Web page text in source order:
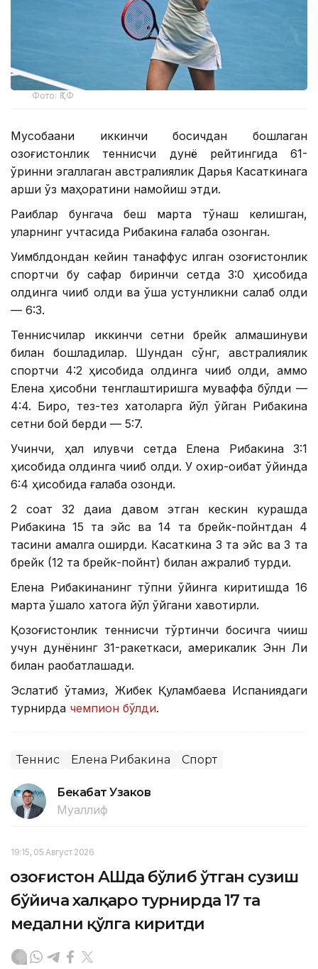
Фото: ҚТФ
Мусобақани иккинчи босқичдан бошлаган
қозоғистонлик теннисчи дунё рейтингида 61-
ўринни эгаллаган австралиялик Дарья Касаткинага
қарши ўз маҳоратини намойиш этди.
Рақиблар бунгача беш марта тўқнаш келишган,
уларнинг учтасида Рибакина ғалаба қозонган.
Уимблдондан кейин танаффус қилган қозоғистонлик
спортчи бу сафар биринчи сетда 3:0 ҳисобида
олдинга чиқиб олди ва ўша устунликни сақлаб қолди
— 6:3.
Теннисчилар иккинчи сетни брейк алмашинуви
билан бошладилар. Шундан сўнг, австралиялик
спортчи 4:2 ҳисобида олдинга чиқиб олди, аммо
Елена ҳисобни тенглаштиришга муваффақ бўлди —
4:4. Бироқ, тез-тез хатоларга йўл қўйган Рибакина
сетни бой берди — 5:7.
Учинчи, ҳал қилувчи сетда Елена Рибакина 3:1
ҳисобида олдинга чиқиб олди. У охир-оқибат ўйинда
6:4 ҳисобида ғалаба қозонди.
2 соат 32 дақиқа давом этган кескин курашда
Рибакина 15 та эйс ва 14 та брейк-пойнтдан 4
тасини амалга оширди. Касаткина 3 та эйс ва 3 та
брейк (12 та брейк-пойнт) билан ажралиб турди.
Елена Рибакинанинг тўпни ўйинга киритишда 16
марта қўшалоқ хатога йўл қўйгани хавотирли.
Қозоғистонлик теннисчи тўртинчи босқичга чиқиш
учун дунёнинг 31-ракеткаси, америкалик Энн Ли
билан рақобатлашади.
Эслатиб ўтамиз, Жибек Қуламбаева Испаниядаги
турнирда чемпион бўлди.
Теннис Елена Рибакина Спорт
Бекабат Узаков
Муаллиф
19:15, 05 Август 2026
Қозоғистон АҚШда бўлиб ўтган сузиш
бўйича халқаро турнирда 17 та
медални қўлга киритди